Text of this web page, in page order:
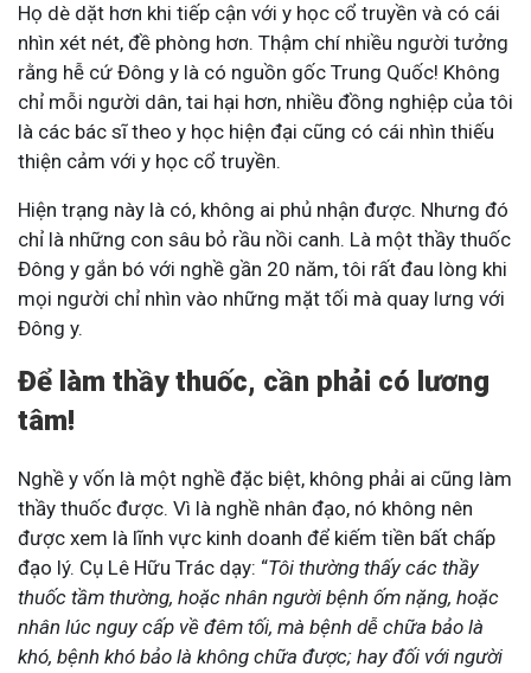
Họ dè dặt hơn khi tiếp cận với y học cổ truyền và có cái
nhìn xét nét, đề phòng hơn. Thậm chí nhiều người tưởng
rằng hễ cứ Đông y là có nguồn gốc Trung Quốc! Không
chỉ mỗi người dân, tai hại hơn, nhiều đồng nghiệp của tôi
là các bác sĩ theo y học hiện đại cũng có cái nhìn thiếu
thiện cảm với y học cổ truyền.
Hiện trạng này là có, không ai phủ nhận được. Nhưng đó
chỉ là những con sâu bỏ rầu nồi canh. Là một thầy thuốc
Đông y gắn bó với nghề gần 20 năm, tôi rất đau lòng khi
mọi người chỉ nhìn vào những mặt tối mà quay lưng với
Đông y.
Để làm thầy thuốc, cần phải có lương
tâm!
Nghề y vốn là một nghề đặc biệt, không phải ai cũng làm
thầy thuốc được. Vì là nghề nhân đạo, nó không nên
được xem là lĩnh vực kinh doanh để kiếm tiền bất chấp
đạo lý. Cụ Lê Hữu Trác dạy: “Tôi thường thấy các thầy
thuốc tầm thường, hoặc nhân người bệnh ốm nặng, hoặc
nhân lúc nguy cấp về đêm tối, mà bệnh dễ chữa bảo là
khó, bệnh khó bảo là không chữa được; hay đối với người